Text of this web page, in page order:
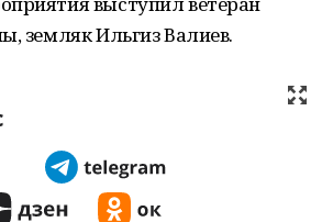
земляк Ильгиз Валиев.